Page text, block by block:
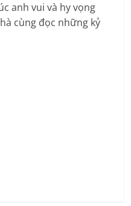
anh vui và hy vọng
cùng đọc những kỷ